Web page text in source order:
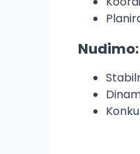
Nudimo: